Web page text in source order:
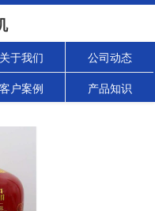
关于我们 公司动态
客户案例 产品知识